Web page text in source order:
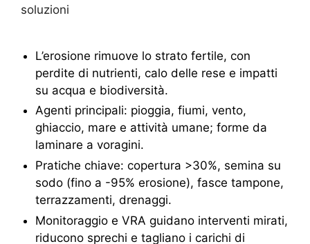
soluzioni
L’erosione rimuove lo strato fertile, con
perdite di nutrienti, calo delle rese e impatti
su acqua e biodiversità.
Agenti principali: pioggia, fiumi, vento,
ghiaccio, mare e attività umane; forme da
laminare a voragini.
Pratiche chiave: copertura >30%, semina su
sodo (fino a -95% erosione), fasce tampone,
terrazzamenti, drenaggi.
Monitoraggio e VRA guidano interventi mirati,
riducono sprechi e tagliano i carichi di